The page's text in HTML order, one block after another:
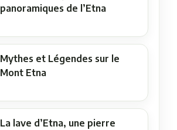
panoramiques de l’Etna
Mythes et Légendes sur le
Mont Etna
La lave d’Etna, une pierre